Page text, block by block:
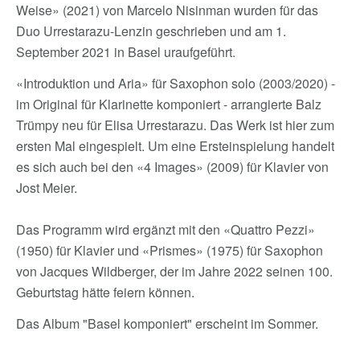
Weise» (2021) von Marcelo Nisinman wurden für das
Duo Urrestarazu-Lenzin geschrieben und am 1.
September 2021 in Basel uraufgeführt.
«Introduktion und Aria» für Saxophon solo (2003/2020) -
im Original für Klarinette komponiert - arrangierte Balz
Trümpy neu für Elisa Urrestarazu. Das Werk ist hier zum
ersten Mal eingespielt. Um eine Ersteinspielung handelt
es sich auch bei den «4 Images» (2009) für Klavier von
Jost Meier.
Das Programm wird ergänzt mit den «Quattro Pezzi»
(1950) für Klavier und «Prismes» (1975) für Saxophon
von Jacques Wildberger, der im Jahre 2022 seinen 100.
Geburtstag hätte feiern können.
Das Album "Basel komponiert" erscheint im Sommer.